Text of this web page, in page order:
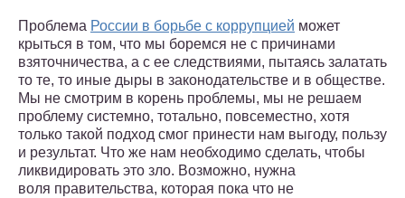
Проблема России в борьбе с коррупцией может
крыться в том, что мы боремся не с причинами
взяточничества, а с ее следствиями, пытаясь залатать
то те, то иные дыры в законодательстве и в обществе.
Мы не смотрим в корень проблемы, мы не решаем
проблему системно, тотально, повсеместно, хотя
только такой подход смог принести нам выгоду, пользу
и результат. Что же нам необходимо сделать, чтобы
ликвидировать это зло. Возможно, нужна
воля правительства, которая пока что не